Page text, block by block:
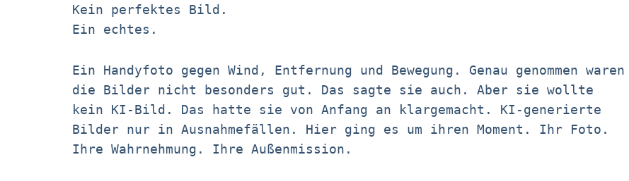
Kein perfektes Bild.
Ein echtes.
Ein Handyfoto gegen Wind, Entfernung und Bewegung. Genau genommen waren
die Bilder nicht besonders gut. Das sagte sie auch. Aber sie wollte
kein KI-Bild. Das hatte sie von Anfang an klargemacht. KI-generierte
Bilder nur in Ausnahmefällen. Hier ging es um ihren Moment. Ihr Foto.
Ihre Wahrnehmung. Ihre Außenmission.